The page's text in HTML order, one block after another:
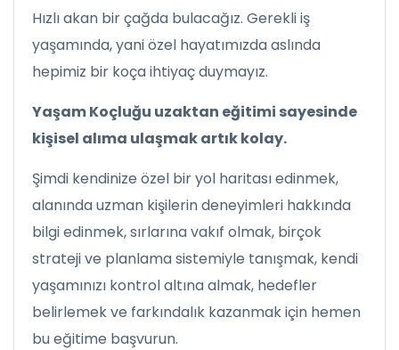
Hızlı akan bir çağda bulacağız. Gerekli iş
yaşamında, yani özel hayatımızda aslında
hepimiz bir koça ihtiyaç duymayız.
Yaşam Koçluğu uzaktan eğitimi sayesinde
kişisel alıma ulaşmak artık kolay.
Şimdi kendinize özel bir yol haritası edinmek,
alanında uzman kişilerin deneyimleri hakkında
bilgi edinmek, sırlarına vakıf olmak, birçok
strateji ve planlama sistemiyle tanışmak, kendi
yaşamınızı kontrol altına almak, hedefler
belirlemek ve farkındalık kazanmak için hemen
bu eğitime başvurun.